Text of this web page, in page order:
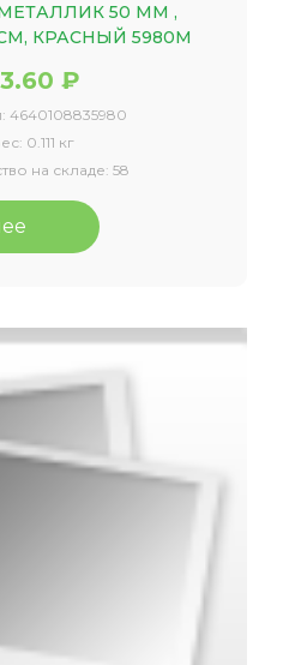
50 ММ ,
КРАСНЫЙ 5980М
₽
4640108835980
0.111 кг
на складе: 58